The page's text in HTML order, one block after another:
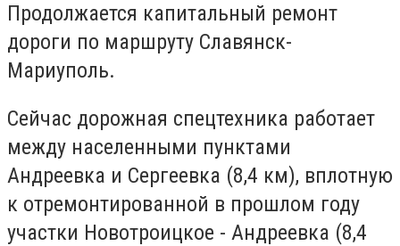
Продолжается капитальный ремонт
дороги по маршруту Славянск-
Мариуполь.
Сейчас дорожная спецтехника работает
между населенными пунктами
Андреевка и Сергеевка (8,4 км), вплотную
к отремонтированной в прошлом году
участки Новотроицкое - Андреевка (8,4